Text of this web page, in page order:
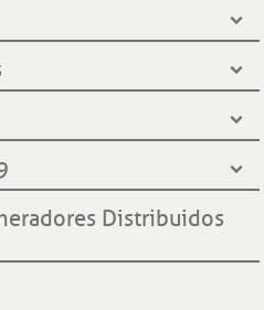
Públicos Domiciliarios SSP
y Gas CREG
pública
reglas de comportamiento
y conexión a la
Distribuidos